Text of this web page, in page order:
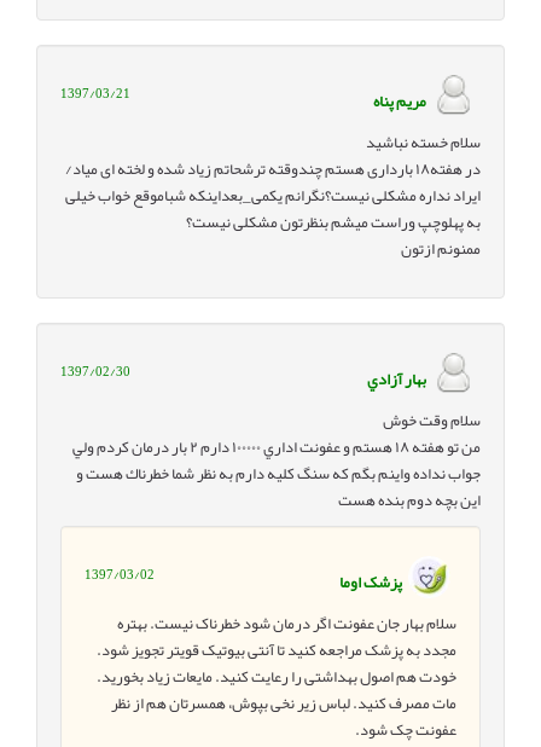
مریم پناه 1397/03/21
سلام خسته نباشید
در هفته۱۸ بارداری هستم چندوقته ترشحاتم زیاد شده و لخته ای میاد/
ایراد نداره مشکلی نیست؟نگرانم یکمی_بعداینکه شباموقع خواب خیلی
به پهلوچپ وراست میشم بنظرتون مشکلی نیست؟
ممنونم ازتون
بهار آزادي 1397/02/30
سلام وقت خوش
من تو هفته ١٨ هستم و عفونت اداري ١٠٠٠٠٠ دارم ٢ بار درمان كردم ولي
جواب نداده واينم بگم كه سنگ كليه دارم به نظر شما خطرناك هست و
اين بچه دوم بنده هست
پزشک اوما 1397/03/02
سلام بهار جان عفونت اگر درمان شود خطرناک نیست. بهتره
مجدد به پزشک مراجعه کنید تا آنتی بیوتیک قویتر تجویز شود.
خودت هم اصول بهداشتی را رعایت کنید. مایعات زیاد بخورید.
مات مصرف کنید. لباس زیر نخی بپوش، همسرتان هم از نظر
عفونت چک شود.